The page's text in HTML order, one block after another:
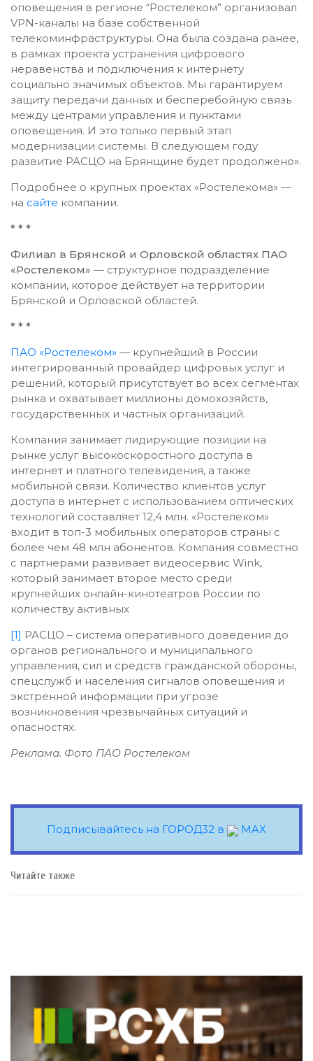
оповещения в регионе “Ростелеком” организовал
VPN-каналы на базе собственной
телекоминфраструктуры. Она была создана ранее,
в рамках проекта устранения цифрового
неравенства и подключения к интернету
социально значимых объектов. Мы гарантируем
защиту передачи данных и бесперебойную связь
между центрами управления и пунктами
оповещения. И это только первый этап
модернизации системы. В следующем году
развитие РАСЦО на Брянщине будет продолжено».
Подробнее о крупных проектах «Ростелекома» —
на сайте компании.
* * *
Филиал в Брянской и Орловской областях ПАО
«Ростелеком» — структурное подразделение
компании, которое действует на территории
Брянской и Орловской областей.
* * *
ПАО «Ростелеком» — крупнейший в России
интегрированный провайдер цифровых услуг и
решений, который присутствует во всех сегментах
рынка и охватывает миллионы домохозяйств,
государственных и частных организаций.
Компания занимает лидирующие позиции на
рынке услуг высокоскоростного доступа в
интернет и платного телевидения, а также
мобильной связи. Количество клиентов услуг
доступа в интернет с использованием оптических
технологий составляет 12,4 млн. «Ростелеком»
входит в топ-3 мобильных операторов страны с
более чем 48 млн абонентов. Компания совместно
с партнерами развивает видеосервис Wink,
который занимает второе место среди
крупнейших онлайн-кинотеатров России по
количеству активных
[1] РАСЦО – система оперативного доведения до
органов регионального и муниципального
управления, сил и средств гражданской обороны,
спецслужб и населения сигналов оповещения и
экстренной информации при угрозе
возникновения чрезвычайных ситуаций и
опасностях.
Реклама. Фото ПАО Ростелеком
Подписывайтесь на ГОРОД32 в MAX
Читайте также